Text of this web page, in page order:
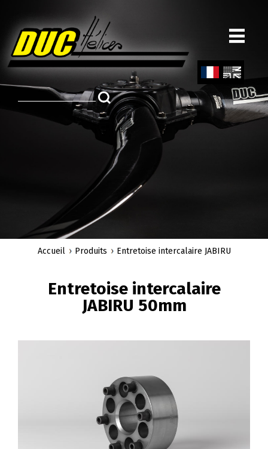
principal
ch
Engl
D'ARIANE
Accueil Produits Entretoise intercalaire JABIRU
Entretoise intercalaire
JABIRU 50mm